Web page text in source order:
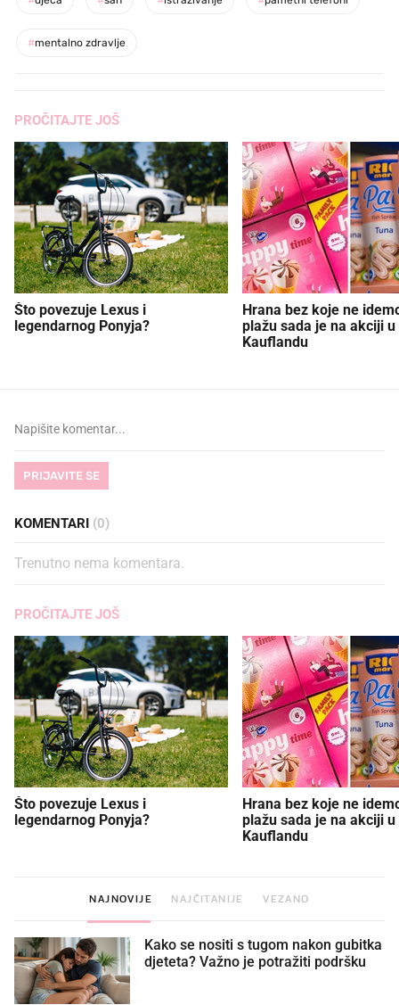
#mentalno zdravlje
PROČITAJTE JOŠ
Što povezuje Lexus i
legendarnog Ponyja?
Hrana bez koje ne
plažu sada je na akciji u
Kauflandu
PRIJAVITE SE
KOMENTARI (0)
Trenutno nema komentara.
PROČITAJTE JOŠ
Što povezuje Lexus i
legendarnog Ponyja?
Hrana bez koje ne
plažu sada je na akciji u
Kauflandu
NAJNOVIJE NAJČITANIJE VEZANO
Kako se nositi s tugom nakon gubitka
djeteta? Važno je potražiti podršku